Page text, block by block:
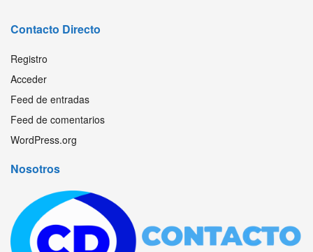
Contacto Directo
Registro
Acceder
Feed de entradas
Feed de comentarios
WordPress.org
Nosotros